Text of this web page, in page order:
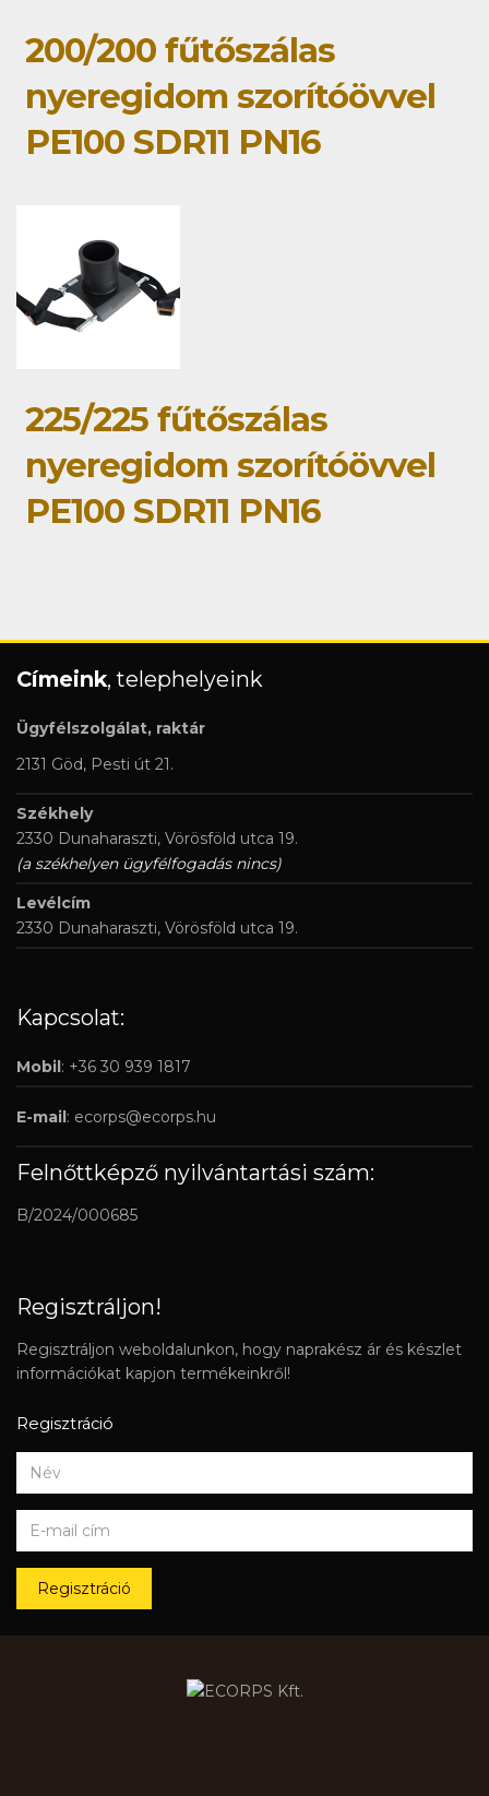
200/200 fűtőszálas
nyeregidom szorítóövvel
PE100 SDR11 PN16
225/225 fűtőszálas
nyeregidom szorítóövvel
PE100 SDR11 PN16
Címeink, telephelyeink
Ügyfélszolgálat, raktár
2131 Göd, Pesti út 21.
Székhely
2330 Dunaharaszti, Vörösföld utca 19.
(a székhelyen ügyfélfogadás nincs)
Levélcím
2330 Dunaharaszti, Vörösföld utca 19.
Kapcsolat:
Mobil : +36 30 939 1817
E-mail : ecorps@ecorps.hu
Felnőttképző nyilvántartási szám:
B/2024/000685
Regisztráljon!
Regisztráljon weboldalunkon, hogy naprakész ár és készlet
információkat kapjon termékeinkről!
Regisztráció
Regisztráció